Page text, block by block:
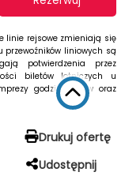
linie rejsowe zmieniają się
liniowych są
potwierdzenia przez
biletów lotniczych u
godziny lotów oraz
Drukuj ofertę
Udostępnij